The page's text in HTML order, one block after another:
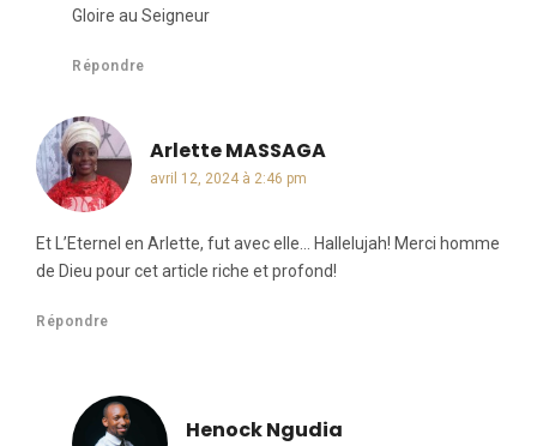
Gloire au Seigneur
Répondre
Arlette MASSAGA
avril 12, 2024 à 2:46 pm
Et L’Eternel en Arlette, fut avec elle… Hallelujah! Merci homme
de Dieu pour cet article riche et profond!
Répondre
Henock Ngudia